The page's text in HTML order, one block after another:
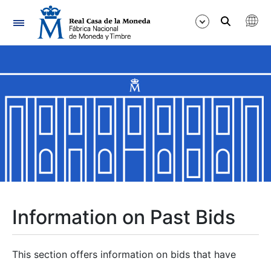
Navigation
Show/Hide
Show/Hide
Show/Hide
Information on Past Bids
This section offers information on bids that have